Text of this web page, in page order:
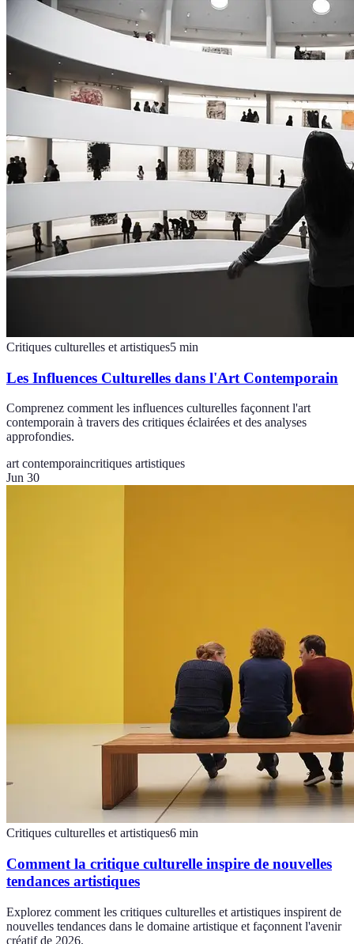
Critiques culturelles et artistiques5 min
Les Influences Culturelles dans l'Art Contemporain
Comprenez comment les influences culturelles façonnent l'art
contemporain à travers des critiques éclairées et des analyses
approfondies.
art contemporaincritiques artistiques
Jun 30
Critiques culturelles et artistiques6 min
Comment la critique culturelle inspire de nouvelles
tendances artistiques
Explorez comment les critiques culturelles et artistiques inspirent de
nouvelles tendances dans le domaine artistique et façonnent l'avenir
créatif de 2026.